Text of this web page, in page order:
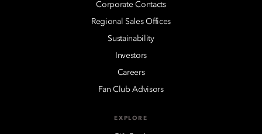
Corporate Contacts
Regional Sales Offices
Sustainability
Investors
Careers
Fan Club Advisors
EXPLORE